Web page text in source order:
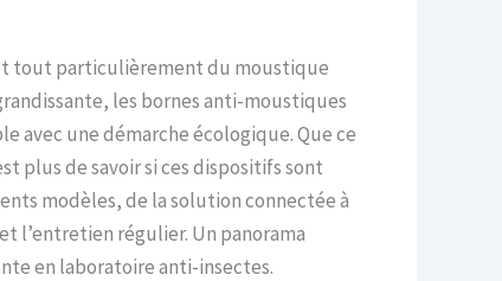
et tout particulièrement du moustique
les bornes anti-moustiques
avec une démarche écologique. Que ce
plus de savoir si ces dispositifs sont
modèles, de la solution connectée à
l’entretien régulier. Un panorama
en laboratoire anti-insectes.